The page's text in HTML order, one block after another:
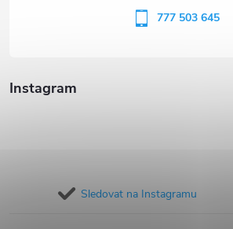
Instagram
Sledovat na Instagramu
777 503 645